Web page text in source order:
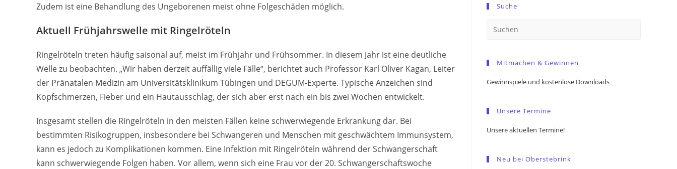
Zudem ist eine Behandlung des Ungeborenen meist ohne Folgeschäden möglich.
Aktuell Frühjahrswelle mit Ringelröteln
Ringelröteln treten häufig saisonal auf, meist im Frühjahr und Frühsommer. In diesem Jahr ist eine deutliche
Welle zu beobachten. „Wir haben derzeit auffällig viele Fälle“, berichtet auch Professor Karl Oliver Kagan, Leiter
der Pränatalen Medizin am Universitätsklinikum Tübingen und DEGUM-Experte. Typische Anzeichen sind
Kopfschmerzen, Fieber und ein Hautausschlag, der sich aber erst nach ein bis zwei Wochen entwickelt.
Insgesamt stellen die Ringelröteln in den meisten Fällen keine schwerwiegende Erkrankung dar. Bei
bestimmten Risikogruppen, insbesondere bei Schwangeren und Menschen mit geschwächtem Immunsystem,
kann es jedoch zu Komplikationen kommen. Eine Infektion mit Ringelröteln während der Schwangerschaft
kann schwerwiegende Folgen haben. Vor allem, wenn sich eine Frau vor der 20. Schwangerschaftswoche
Suche
Mitmachen & Gewinnen
Gewinnspiele und kostenlose Downloads
Unsere Termine
Unsere aktuellen Termine!
Neu bei Oberstebrink